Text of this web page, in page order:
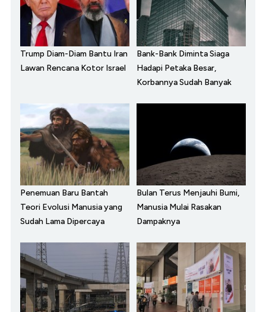
Trump Diam-Diam Bantu Iran
Lawan Rencana Kotor Israel
Bank-Bank Diminta Siaga
Hadapi Petaka Besar,
Korbannya Sudah Banyak
Penemuan Baru Bantah
Teori Evolusi Manusia yang
Sudah Lama Dipercaya
Bulan Terus Menjauhi Bumi,
Manusia Mulai Rasakan
Dampaknya